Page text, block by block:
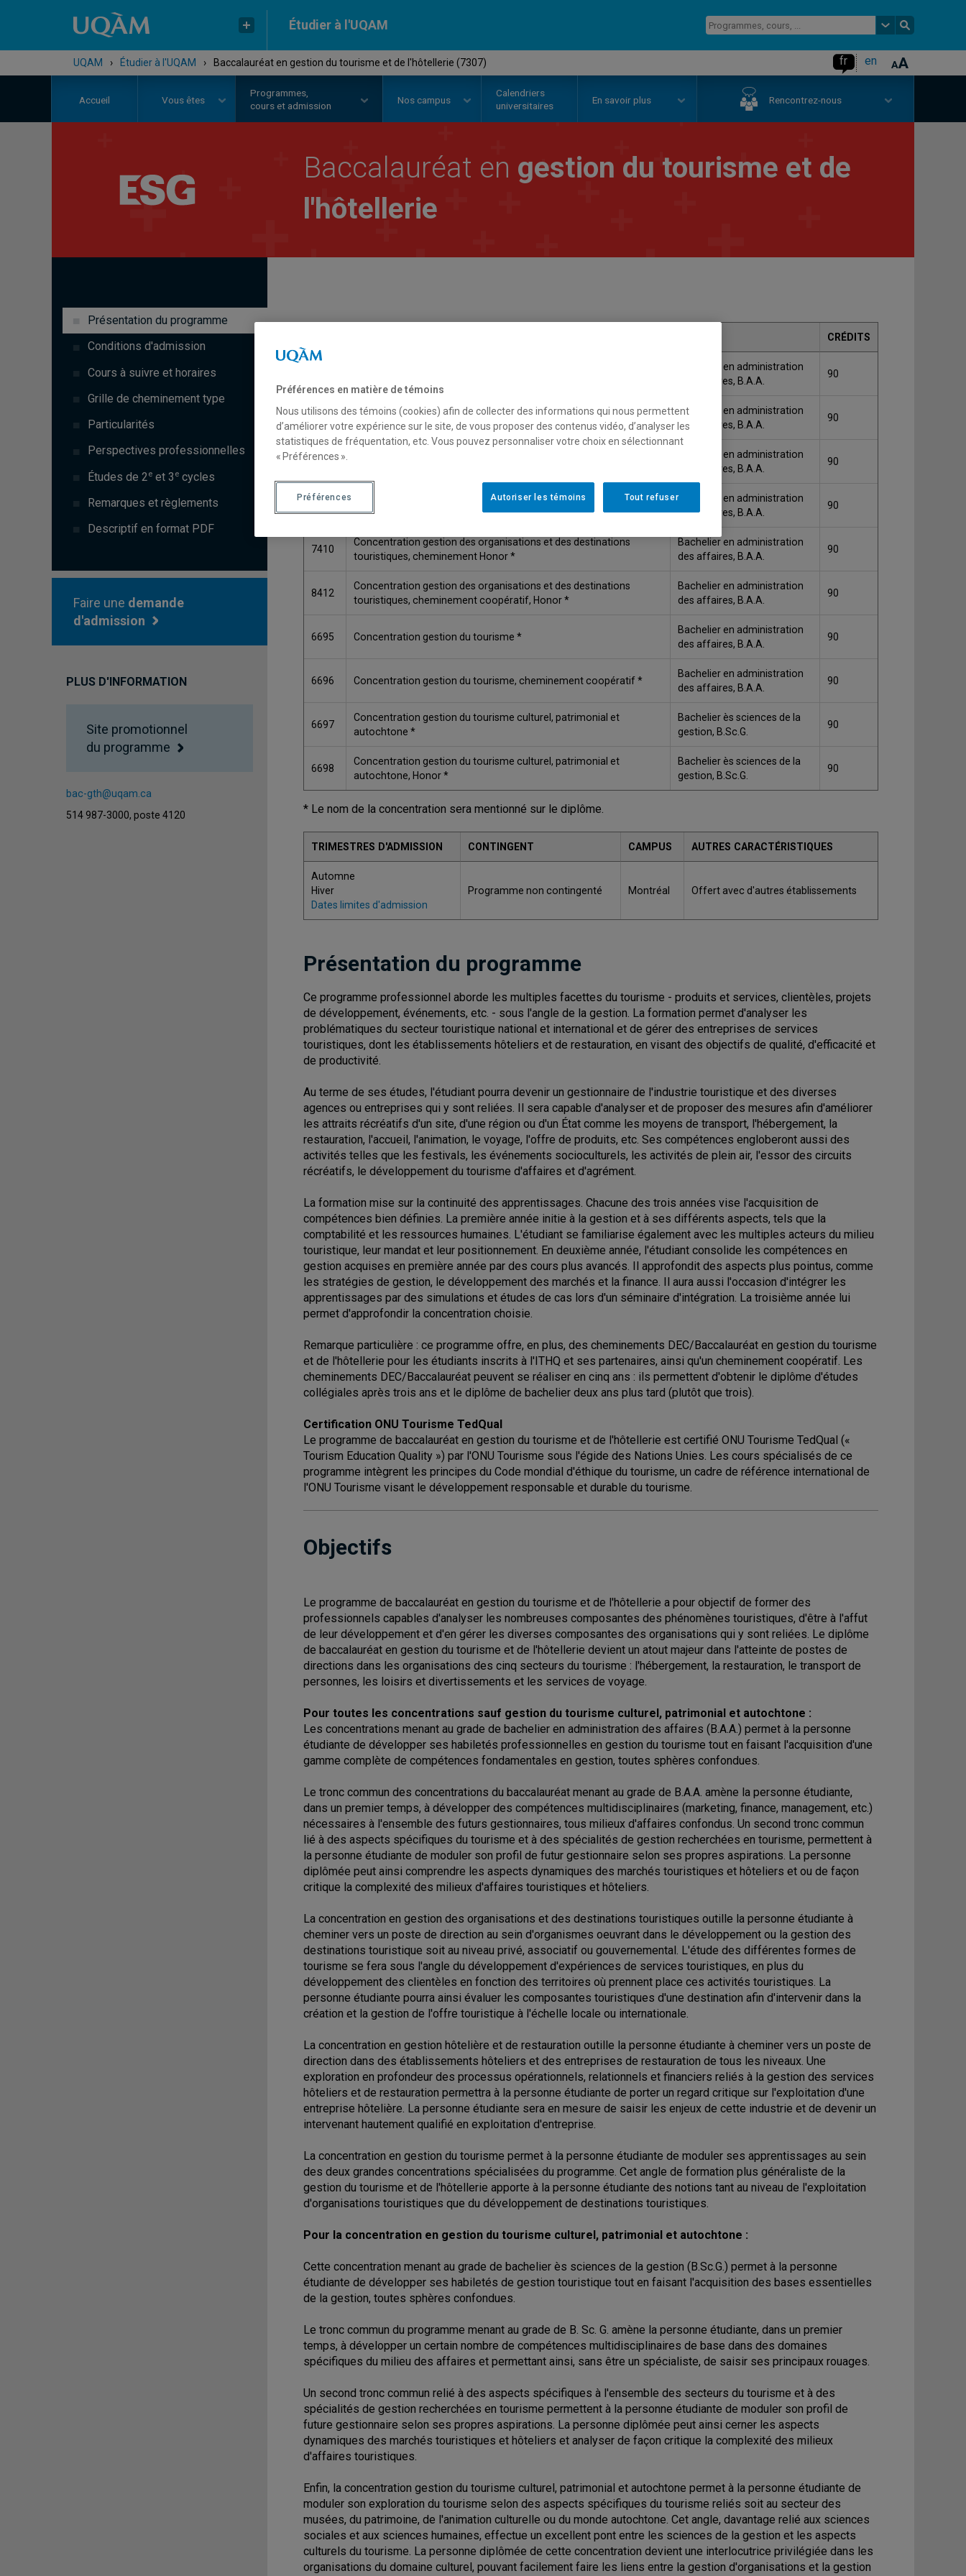
Étudier à l'UQAM
UQAM › Étudier à l'UQAM › Baccalauréat en gestion du tourisme et de l'hôtellerie (7307) fr en
Accueil Vous êtes
Programmes,
cours et admission
Nos campus
Calendriers
universitaires
En savoir plus Rencontrez-nous
Baccalauréat en gestion du tourisme et de
l'hôtellerie
Présentation du programme
Conditions d'admission
Cours à suivre et horaires
Grille de cheminement type
Particularités
Perspectives professionnelles
Études de 2 e et 3 e cycles
Remarques et règlements
Descriptif en format PDF
Faire une demande
d'admission
PLUS D'INFORMATION
Site promotionnel
du programme
bac-gth@uqam.ca
514 987-3000, poste 4120
CRÉDITS
Bachelier en administration
des affaires, B.A.A.
90
8411
Concentration gestion des organisations et des destinations
touristiques, cheminement coopératif *
Bachelier en administration
des affaires, B.A.A.
90
7317
Bachelier en administration
des affaires, B.A.A.
90
Concentration gestion hôtelière et de restauration, cheminement
coopératif *
Bachelier en administration
des affaires, B.A.A.
90
7410
Concentration gestion des organisations et des destinations
touristiques, cheminement Honor *
Bachelier en administration
des affaires, B.A.A.
90
8412
Concentration gestion des organisations et des destinations
touristiques, cheminement coopératif, Honor *
Bachelier en administration
des affaires, B.A.A.
90
6695 Concentration gestion du tourisme *
Bachelier en administration
des affaires, B.A.A.
90
6696 Concentration gestion du tourisme, cheminement coopératif *
Bachelier en administration
des affaires, B.A.A.
90
6697
Concentration gestion du tourisme culturel, patrimonial et
autochtone *
Bachelier ès sciences de la
gestion, B.Sc.G.
90
6698
Concentration gestion du tourisme culturel, patrimonial et
autochtone, Honor *
Bachelier ès sciences de la
gestion, B.Sc.G.
90
* Le nom de la concentration sera mentionné sur le diplôme.
TRIMESTRES D'ADMISSION CONTINGENT CAMPUS AUTRES CARACTÉRISTIQUES
Automne
Hiver
Dates limites d'admission
Programme non contingenté Montréal Offert avec d'autres établissements
Présentation du programme
Ce programme professionnel aborde les multiples facettes du tourisme - produits et services, clientèles, projets
de développement, événements, etc. - sous l'angle de la gestion. La formation permet d'analyser les
problématiques du secteur touristique national et international et de gérer des entreprises de services
touristiques, dont les établissements hôteliers et de restauration, en visant des objectifs de qualité, d'efficacité et
de productivité.
Au terme de ses études, l'étudiant pourra devenir un gestionnaire de l'industrie touristique et des diverses
agences ou entreprises qui y sont reliées. Il sera capable d'analyser et de proposer des mesures afin d'améliorer
les attraits récréatifs d'un site, d'une région ou d'un État comme les moyens de transport, l'hébergement, la
restauration, l'accueil, l'animation, le voyage, l'offre de produits, etc. Ses compétences engloberont aussi des
activités telles que les festivals, les événements socioculturels, les activités de plein air, l'essor des circuits
récréatifs, le développement du tourisme d'affaires et d'agrément.
La formation mise sur la continuité des apprentissages. Chacune des trois années vise l'acquisition de
compétences bien définies. La première année initie à la gestion et à ses différents aspects, tels que la
comptabilité et les ressources humaines. L'étudiant se familiarise également avec les multiples acteurs du milieu
touristique, leur mandat et leur positionnement. En deuxième année, l'étudiant consolide les compétences en
gestion acquises en première année par des cours plus avancés. Il approfondit des aspects plus pointus, comme
les stratégies de gestion, le développement des marchés et la finance. Il aura aussi l'occasion d'intégrer les
apprentissages par des simulations et études de cas lors d'un séminaire d'intégration. La troisième année lui
permet d'approfondir la concentration choisie.
Remarque particulière : ce programme offre, en plus, des cheminements DEC/Baccalauréat en gestion du tourisme
et de l'hôtellerie pour les étudiants inscrits à l'ITHQ et ses partenaires, ainsi qu'un cheminement coopératif. Les
cheminements DEC/Baccalauréat peuvent se réaliser en cinq ans : ils permettent d'obtenir le diplôme d'études
collégiales après trois ans et le diplôme de bachelier deux ans plus tard (plutôt que trois).
Certification ONU Tourisme TedQual
Le programme de baccalauréat en gestion du tourisme et de l'hôtellerie est certifié ONU Tourisme TedQual («
Tourism Education Quality ») par l'ONU Tourisme sous l'égide des Nations Unies. Les cours spécialisés de ce
programme intègrent les principes du Code mondial d'éthique du tourisme, un cadre de référence international de
l'ONU Tourisme visant le développement responsable et durable du tourisme.
Objectifs
Le programme de baccalauréat en gestion du tourisme et de l'hôtellerie a pour objectif de former des
professionnels capables d'analyser les nombreuses composantes des phénomènes touristiques, d'être à l'affut
de leur développement et d'en gérer les diverses composantes des organisations qui y sont reliées. Le diplôme
de baccalauréat en gestion du tourisme et de l'hôtellerie devient un atout majeur dans l'atteinte de postes de
directions dans les organisations des cinq secteurs du tourisme : l'hébergement, la restauration, le transport de
personnes, les loisirs et divertissements et les services de voyage.
Pour toutes les concentrations sauf gestion du tourisme culturel, patrimonial et autochtone :
Les concentrations menant au grade de bachelier en administration des affaires (B.A.A.) permet à la personne
étudiante de développer ses habiletés professionnelles en gestion du tourisme tout en faisant l'acquisition d'une
gamme complète de compétences fondamentales en gestion, toutes sphères confondues.
Le tronc commun des concentrations du baccalauréat menant au grade de B.A.A. amène la personne étudiante,
dans un premier temps, à développer des compétences multidisciplinaires (marketing, finance, management, etc.)
nécessaires à l'ensemble des futurs gestionnaires, tous milieux d'affaires confondus. Un second tronc commun
lié à des aspects spécifiques du tourisme et à des spécialités de gestion recherchées en tourisme, permettent à
la personne étudiante de moduler son profil de futur gestionnaire selon ses propres aspirations. La personne
diplômée peut ainsi comprendre les aspects dynamiques des marchés touristiques et hôteliers et ou de façon
critique la complexité des milieux d'affaires touristiques et hôteliers.
La concentration en gestion des organisations et des destinations touristiques outille la personne étudiante à
cheminer vers un poste de direction au sein d'organismes oeuvrant dans le développement ou la gestion des
destinations touristique soit au niveau privé, associatif ou gouvernemental. L'étude des différentes formes de
tourisme se fera sous l'angle du développement d'expériences de services touristiques, en plus du
développement des clientèles en fonction des territoires où prennent place ces activités touristiques. La
personne étudiante pourra ainsi évaluer les composantes touristiques d'une destination afin d'intervenir dans la
création et la gestion de l'offre touristique à l'échelle locale ou internationale.
La concentration en gestion hôtelière et de restauration outille la personne étudiante à cheminer vers un poste de
direction dans des établissements hôteliers et des entreprises de restauration de tous les niveaux. Une
exploration en profondeur des processus opérationnels, relationnels et financiers reliés à la gestion des services
hôteliers et de restauration permettra à la personne étudiante de porter un regard critique sur l'exploitation d'une
entreprise hôtelière. La personne étudiante sera en mesure de saisir les enjeux de cette industrie et de devenir un
intervenant hautement qualifié en exploitation d'entreprise.
La concentration en gestion du tourisme permet à la personne étudiante de moduler ses apprentissages au sein
des deux grandes concentrations spécialisées du programme. Cet angle de formation plus généraliste de la
gestion du tourisme et de l'hôtellerie apporte à la personne étudiante des notions tant au niveau de l'exploitation
d'organisations touristiques que du développement de destinations touristiques.
Pour la concentration en gestion du tourisme culturel, patrimonial et autochtone :
Cette concentration menant au grade de bachelier ès sciences de la gestion (B.Sc.G.) permet à la personne
étudiante de développer ses habiletés de gestion touristique tout en faisant l'acquisition des bases essentielles
de la gestion, toutes sphères confondues.
Le tronc commun du programme menant au grade de B. Sc. G. amène la personne étudiante, dans un premier
temps, à développer un certain nombre de compétences multidisciplinaires de base dans des domaines
spécifiques du milieu des affaires et permettant ainsi, sans être un spécialiste, de saisir ses principaux rouages.
Un second tronc commun relié à des aspects spécifiques à l'ensemble des secteurs du tourisme et à des
spécialités de gestion recherchées en tourisme permettent à la personne étudiante de moduler son profil de
future gestionnaire selon ses propres aspirations. La personne diplômée peut ainsi cerner les aspects
dynamiques des marchés touristiques et hôteliers et analyser de façon critique la complexité des milieux
d'affaires touristiques.
Enfin, la concentration gestion du tourisme culturel, patrimonial et autochtone permet à la personne étudiante de
moduler son exploration du tourisme selon des aspects spécifiques du tourisme reliés soit au secteur des
musées, du patrimoine, de l'animation culturelle ou du monde autochtone. Cet angle, davantage relié aux sciences
sociales et aux sciences humaines, effectue un excellent pont entre les sciences de la gestion et les aspects
culturels du tourisme. La personne diplômée de cette concentration devient une interlocutrice privilégiée dans les
organisations du domaine culturel, pouvant facilement faire les liens entre la gestion d'organisations et la gestion
Préférences en matière de témoins
Nous utilisons des témoins (cookies) afin de collecter des informations qui nous permettent
d’améliorer votre expérience sur le site, de vous proposer des contenus vidéo, d’analyser les
statistiques de fréquentation, etc. Vous pouvez personnaliser votre choix en sélectionnant
« Préférences ».
Tout refuser
Autoriser les témoins
Préférences